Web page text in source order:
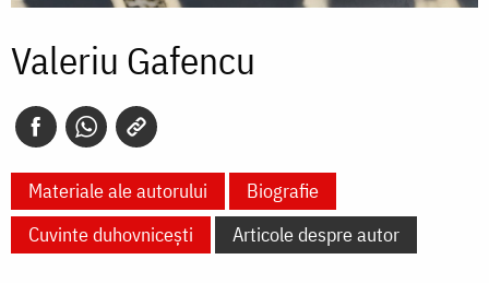
Valeriu Gafencu
Materiale ale autorului
Biografie
Cuvinte duhovnicești
Articole despre autor